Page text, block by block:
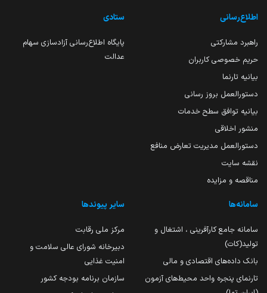
اطلاع‌رسانی
راهبرد مشارکتی
حریم خصوصی کاربران
بیانیه تارنما
دستورالعمل بروز رسانی
بیانیه توافق سطح خدمات
منشور اخلاقی
دستورالعمل مدیریت تعارض منافع
نقشه سایت
مناقصه و مزایده
ستادی
پایگاه اطلاع‌رسانی آزادسازی سهام
عدالت
سامانه‌ها
سامانه جامع کارآفرینی ، اشتغال و
تولید(کات)
بانک داده‌های اقتصادی و مالی
تارنمای پنجره واحد محیط‌های آزمون
سایر پیوندها
مرکز ملی رقابت
دبیرخانه شورای عالی سلامت و
امنیت غذایی
سازمان برنامه بودجه کشور